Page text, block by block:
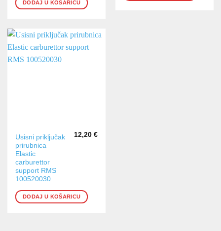
DODAJ U KOŠARICU
Usisni priključak
prirubnica
Elastic
carburettor
support RMS
100520030
12,20 €
DODAJ U KOŠARICU